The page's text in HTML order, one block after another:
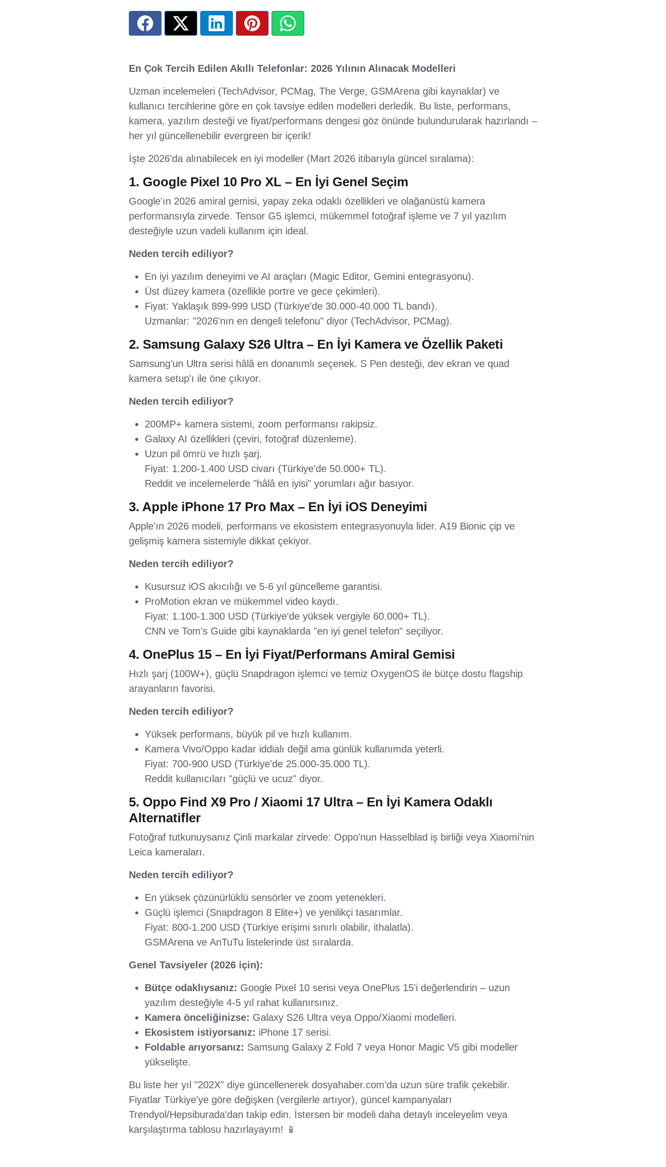
En Çok Tercih Edilen Akıllı Telefonlar: 2026 Yılının Alınacak Modelleri
Uzman incelemeleri (TechAdvisor, PCMag, The Verge, GSMArena gibi kaynaklar) ve
kullanıcı tercihlerine göre en çok tavsiye edilen modelleri derledik. Bu liste, performans,
kamera, yazılım desteği ve fiyat/performans dengesi göz önünde bulundurularak hazırlandı –
her yıl güncellenebilir evergreen bir içerik!
İşte 2026'da alınabilecek en iyi modeller (Mart 2026 itibarıyla güncel sıralama):
1. Google Pixel 10 Pro XL – En İyi Genel Seçim
Google'ın 2026 amiral gemisi, yapay zeka odaklı özellikleri ve olağanüstü kamera
performansıyla zirvede. Tensor G5 işlemci, mükemmel fotoğraf işleme ve 7 yıl yazılım
desteğiyle uzun vadeli kullanım için ideal.
Neden tercih ediliyor?
En iyi yazılım deneyimi ve AI araçları (Magic Editor, Gemini entegrasyonu).
Üst düzey kamera (özellikle portre ve gece çekimleri).
Fiyat: Yaklaşık 899-999 USD (Türkiye'de 30.000-40.000 TL bandı).
Uzmanlar: "2026'nın en dengeli telefonu" diyor (TechAdvisor, PCMag).
2. Samsung Galaxy S26 Ultra – En İyi Kamera ve Özellik Paketi
Samsung'un Ultra serisi hâlâ en donanımlı seçenek. S Pen desteği, dev ekran ve quad
kamera setup'ı ile öne çıkıyor.
Neden tercih ediliyor?
200MP+ kamera sistemi, zoom performansı rakipsiz.
Galaxy AI özellikleri (çeviri, fotoğraf düzenleme).
Uzun pil ömrü ve hızlı şarj.
Fiyat: 1.200-1.400 USD civarı (Türkiye'de 50.000+ TL).
Reddit ve incelemelerde "hâlâ en iyisi" yorumları ağır basıyor.
3. Apple iPhone 17 Pro Max – En İyi iOS Deneyimi
Apple'ın 2026 modeli, performans ve ekosistem entegrasyonuyla lider. A19 Bionic çip ve
gelişmiş kamera sistemiyle dikkat çekiyor.
Neden tercih ediliyor?
Kusursuz iOS akıcılığı ve 5-6 yıl güncelleme garantisi.
ProMotion ekran ve mükemmel video kaydı.
Fiyat: 1.100-1.300 USD (Türkiye'de yüksek vergiyle 60.000+ TL).
CNN ve Tom's Guide gibi kaynaklarda "en iyi genel telefon" seçiliyor.
4. OnePlus 15 – En İyi Fiyat/Performans Amiral Gemisi
Hızlı şarj (100W+), güçlü Snapdragon işlemci ve temiz OxygenOS ile bütçe dostu flagship
arayanların favorisi.
Neden tercih ediliyor?
Yüksek performans, büyük pil ve hızlı kullanım.
Kamera Vivo/Oppo kadar iddialı değil ama günlük kullanımda yeterli.
Fiyat: 700-900 USD (Türkiye'de 25.000-35.000 TL).
Reddit kullanıcıları "güçlü ve ucuz" diyor.
5. Oppo Find X9 Pro / Xiaomi 17 Ultra – En İyi Kamera Odaklı
Alternatifler
Fotoğraf tutkunuysanız Çinli markalar zirvede: Oppo'nun Hasselblad iş birliği veya Xiaomi'nin
Leica kameraları.
Neden tercih ediliyor?
En yüksek çözünürlüklü sensörler ve zoom yetenekleri.
Güçlü işlemci (Snapdragon 8 Elite+) ve yenilikçi tasarımlar.
Fiyat: 800-1.200 USD (Türkiye erişimi sınırlı olabilir, ithalatla).
GSMArena ve AnTuTu listelerinde üst sıralarda.
Genel Tavsiyeler (2026 için):
Bütçe odaklıysanız: Google Pixel 10 serisi veya OnePlus 15'i değerlendirin – uzun
yazılım desteğiyle 4-5 yıl rahat kullanırsınız.
Kamera önceliğinizse: Galaxy S26 Ultra veya Oppo/Xiaomi modelleri.
Ekosistem istiyorsanız: iPhone 17 serisi.
Foldable arıyorsanız: Samsung Galaxy Z Fold 7 veya Honor Magic V5 gibi modeller
yükselişte.
Bu liste her yıl "202X" diye güncellenerek dosyahaber.com'da uzun süre trafik çekebilir.
Fiyatlar Türkiye'ye göre değişken (vergilerle artıyor), güncel kampanyaları
Trendyol/Hepsiburada'dan takip edin. İstersen bir modeli daha detaylı inceleyelim veya
karşılaştırma tablosu hazırlayayım! 📱